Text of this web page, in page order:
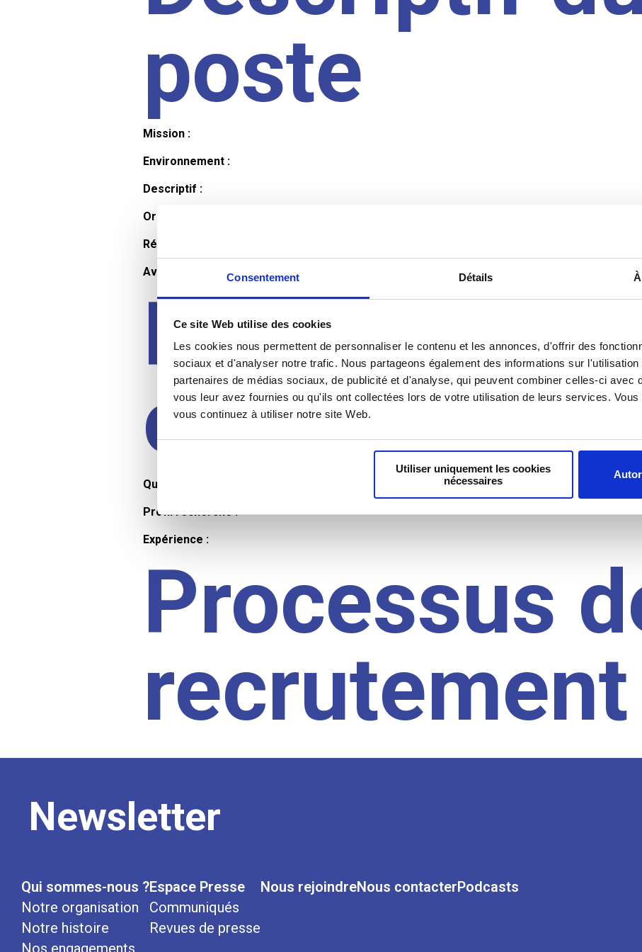
Consentement Détails
Ce site Web utilise des cookies
Les cookies nous permettent de personnaliser le contenu et les annonces, d'offrir des
sociaux et d'analyser notre trafic. Nous partageons également des informations sur
partenaires de médias sociaux, de publicité et d'analyse, qui peuvent combiner celles-ci avec
vous leur avez fournies ou qu'ils ont collectées lors de votre utilisation de leurs services.
vous continuez à utiliser notre site Web.
Utiliser uniquement les cookies
nécessaires
poste
Mission :
Environnement :
Descriptif :
Organisation et horaires :
Rémunération :
Avantages :
Profil du
candidat
Qualifications et diplômes :
Profil recherché :
Expérience :
Processus
recrutement
Newsletter
Qui sommes-nous ?
Notre organisation
Notre histoire
Nos engagements
Espace Presse
Communiqués
Revues de presse
Nous rejoindreNous contacterPodcasts